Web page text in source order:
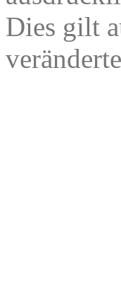
Dies gilt